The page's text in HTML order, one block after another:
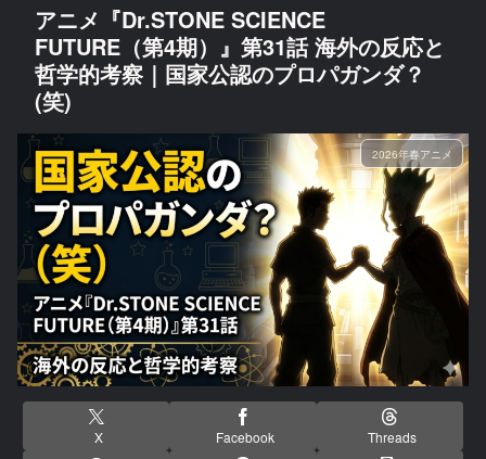
アニメ『Dr.STONE SCIENCE
FUTURE（第4期）』第31話 海外の反応と
哲学的考察｜国家公認のプロパガンダ？
(笑)
2026年春アニメ
X Facebook Threads